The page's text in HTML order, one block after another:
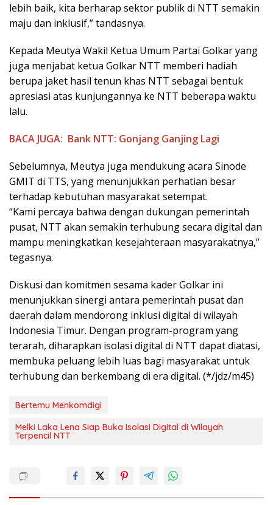
lebih baik, kita berharap sektor publik di NTT semakin
maju dan inklusif,” tandasnya.
Kepada Meutya Wakil Ketua Umum Partai Golkar yang
juga menjabat ketua Golkar NTT memberi hadiah
berupa jaket hasil tenun khas NTT sebagai bentuk
apresiasi atas kunjungannya ke NTT beberapa waktu
lalu.
BACA JUGA: Bank NTT: Gonjang Ganjing Lagi
Sebelumnya, Meutya juga mendukung acara Sinode
GMIT di TTS, yang menunjukkan perhatian besar
terhadap kebutuhan masyarakat setempat.
“Kami percaya bahwa dengan dukungan pemerintah
pusat, NTT akan semakin terhubung secara digital dan
mampu meningkatkan kesejahteraan masyarakatnya,”
tegasnya.
Diskusi dan komitmen sesama kader Golkar ini
menunjukkan sinergi antara pemerintah pusat dan
daerah dalam mendorong inklusi digital di wilayah
Indonesia Timur. Dengan program-program yang
terarah, diharapkan isolasi digital di NTT dapat diatasi,
membuka peluang lebih luas bagi masyarakat untuk
terhubung dan berkembang di era digital. (*/jdz/m45)
Bertemu Menkomdigi
Melki Laka Lena Siap Buka Isolasi Digital di Wilayah
Terpencil NTT